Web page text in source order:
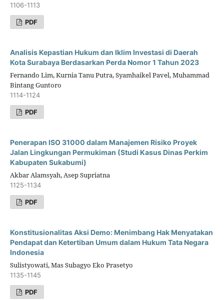
1106-1113
PDF
Analisis Kepastian Hukum dan Iklim Investasi di Daerah
Kota Surabaya Berdasarkan Perda Nomor 1 Tahun 2023
Fernando Lim, Kurnia Tanu Putra, Syamhaikel Pavel, Muhammad
Bintang Guntoro
1114-1124
PDF
Penerapan ISO 31000 dalam Manajemen Risiko Proyek
Jalan Lingkungan Permukiman (Studi Kasus Dinas Perkim
Kabupaten Sukabumi)
Akbar Alamsyah, Asep Supriatna
1125-1134
PDF
Konstitusionalitas Aksi Demo: Menimbang Hak Menyatakan
Pendapat dan Ketertiban Umum dalam Hukum Tata Negara
Indonesia
Sulistyowati, Mas Subagyo Eko Prasetyo
1135-1145
PDF